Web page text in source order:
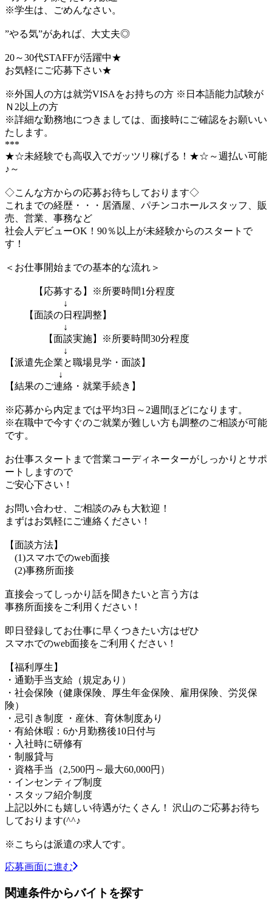
※学生は、ごめんなさい。
”やる気”があれば、大丈夫◎
20～30代STAFFが活躍中★
お気軽にご応募下さい★
※外国人の方は就労VISAをお持ちの方 ※日本語能力試験が
Ｎ2以上の方
※詳細な勤務地につきましては、面接時にご確認をお願いい
たします。
***
★☆未経験でも高収入でガッツリ稼げる！★☆～週払い可能
♪～
◇こんな方からの応募お待ちしております◇
これまでの経歴・・・居酒屋、パチンコホールスタッフ、販
売、営業、事務など
社会人デビューOK！90％以上が未経験からのスタートで
す！
＜お仕事開始までの基本的な流れ＞
【応募する】※所要時間1分程度
↓
【面談の日程調整】
↓
【面談実施】※所要時間30分程度
↓
【派遣先企業と職場見学・面談】
↓
【結果のご連絡・就業手続き】
※応募から内定までは平均3日～2週間ほどになります。
※在職中で今すぐのご就業が難しい方も調整のご相談が可能
です。
お仕事スタートまで営業コーディネーターがしっかりとサポ
ートしますので
ご安心下さい！
お問い合わせ、ご相談のみも大歓迎！
まずはお気軽にご連絡ください！
【面談方法】
(1)スマホでのweb面接
(2)事務所面接
直接会ってしっかり話を聞きたいと言う方は
事務所面接をご利用ください！
即日登録してお仕事に早くつきたい方はぜひ
スマホでのweb面接をご利用ください！
【福利厚生】
・通勤手当支給（規定あり）
・社会保険（健康保険、厚生年金保険、雇用保険、労災保
険）
・忌引き制度 ・産休、育休制度あり
・有給休暇：6か月勤務後10日付与
・入社時に研修有
・制服貸与
・資格手当（2,500円～最大60,000円）
・インセンティブ制度
・スタッフ紹介制度
上記以外にも嬉しい待遇がたくさん！ 沢山のご応募お待ち
しております(^^♪
※こちらは派遣の求人です。
応募画面に進む
関連条件からバイトを探す